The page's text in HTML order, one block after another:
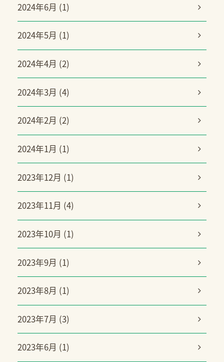
2024年6月 (1)
2024年5月 (1)
2024年4月 (2)
2024年3月 (4)
2024年2月 (2)
2024年1月 (1)
2023年12月 (1)
2023年11月 (4)
2023年10月 (1)
2023年9月 (1)
2023年8月 (1)
2023年7月 (3)
2023年6月 (1)